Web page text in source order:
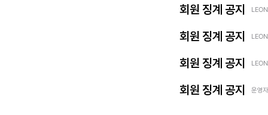
회원 징계 공지
회원 징계 공지
회원 징계 공지
회원 징계 공지 운영